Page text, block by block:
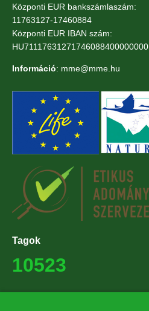
Központi EUR bankszámlaszám:
11763127-17460884
Központi EUR IBAN szám:
HU71117631271746088400000000
Információ: mme@mme.hu
Tagok
10523